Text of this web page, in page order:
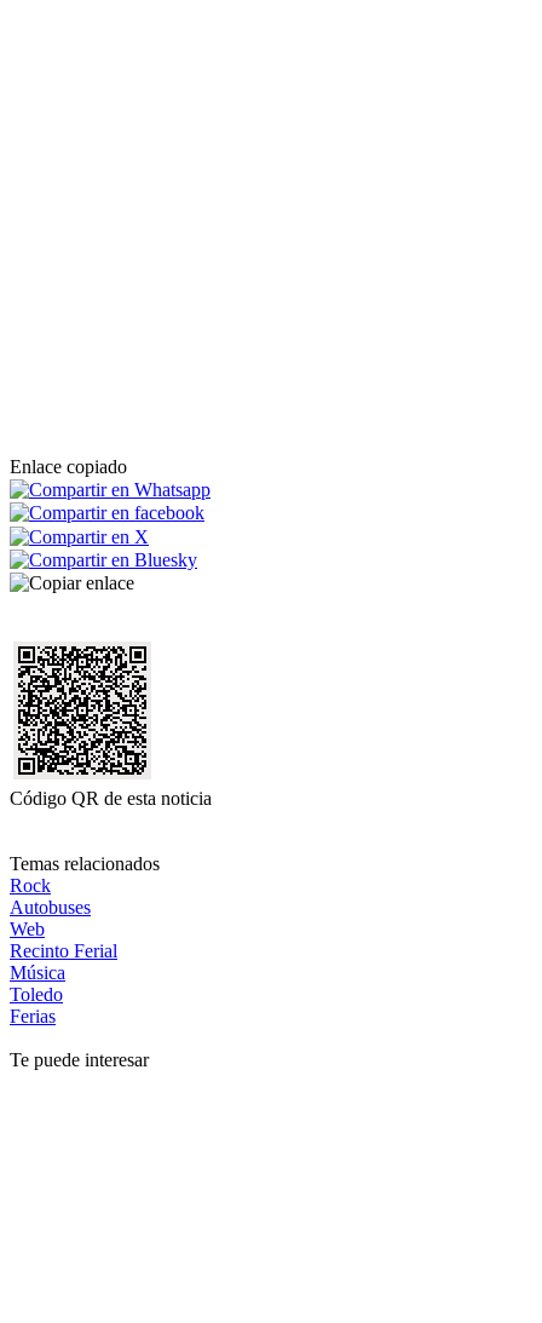
Enlace copiado
Código QR de esta noticia
Temas relacionados
Rock
Autobuses
Web
Recinto Ferial
Música
Toledo
Ferias
Te puede interesar